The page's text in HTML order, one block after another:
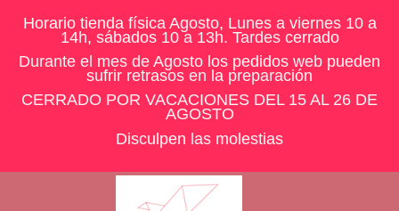
Horario tienda física Agosto, Lunes a viernes 10 a
14h, sábados 10 a 13h. Tardes cerrado
Durante el mes de Agosto los pedidos web pueden
sufrir retrasos en la preparación
CERRADO POR VACACIONES DEL 15 AL 26 DE
AGOSTO
Disculpen las molestias